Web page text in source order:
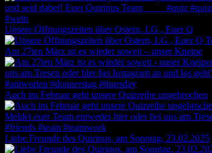
Unsere Öffnungszeiten über Ostern, LG , Euer Q
Am 27ten März ist es wieder soweit – unser Kneipe
Auch im Februar geht unsere Quizreihe ungebrochen
Liebe Freunde des Quirinus, am Sonntag, 23.02.2025